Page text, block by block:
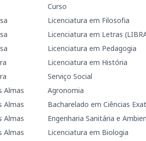
Curso
Licenciatura em Filosofia
Licenciatura em Letras
Licenciatura em Pedagogia
Licenciatura em História
Serviço Social
Almas
Agronomia
Almas
Bacharelado em Ciências
Almas
Engenharia Sanitária e
Almas
Licenciatura em Biologia